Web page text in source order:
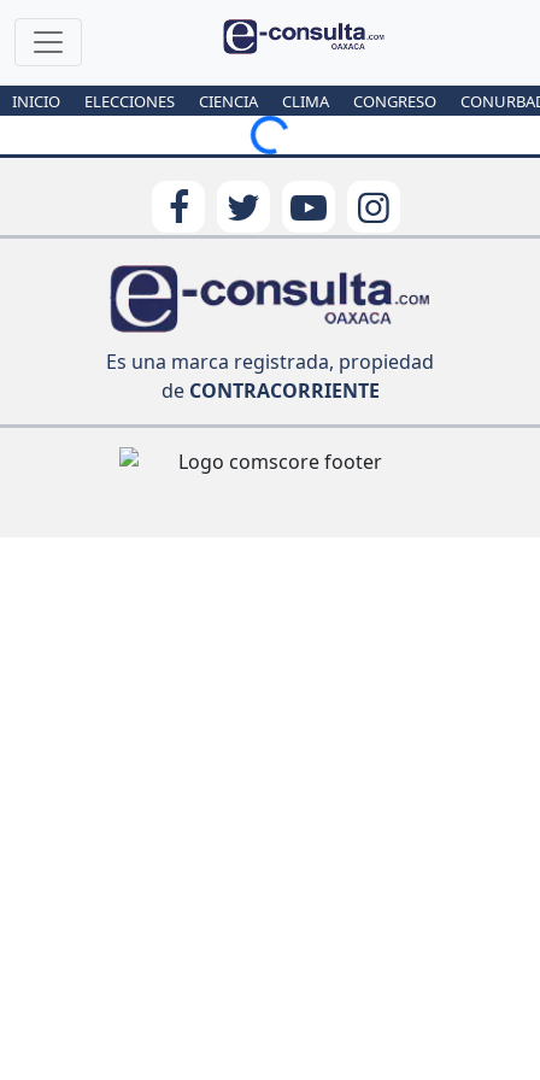
INICIO ELECCIONES CIENCIA CLIMA CONGRESO
Loading...
Es una marca registrada, propiedad
deCONTRACORRIENTE